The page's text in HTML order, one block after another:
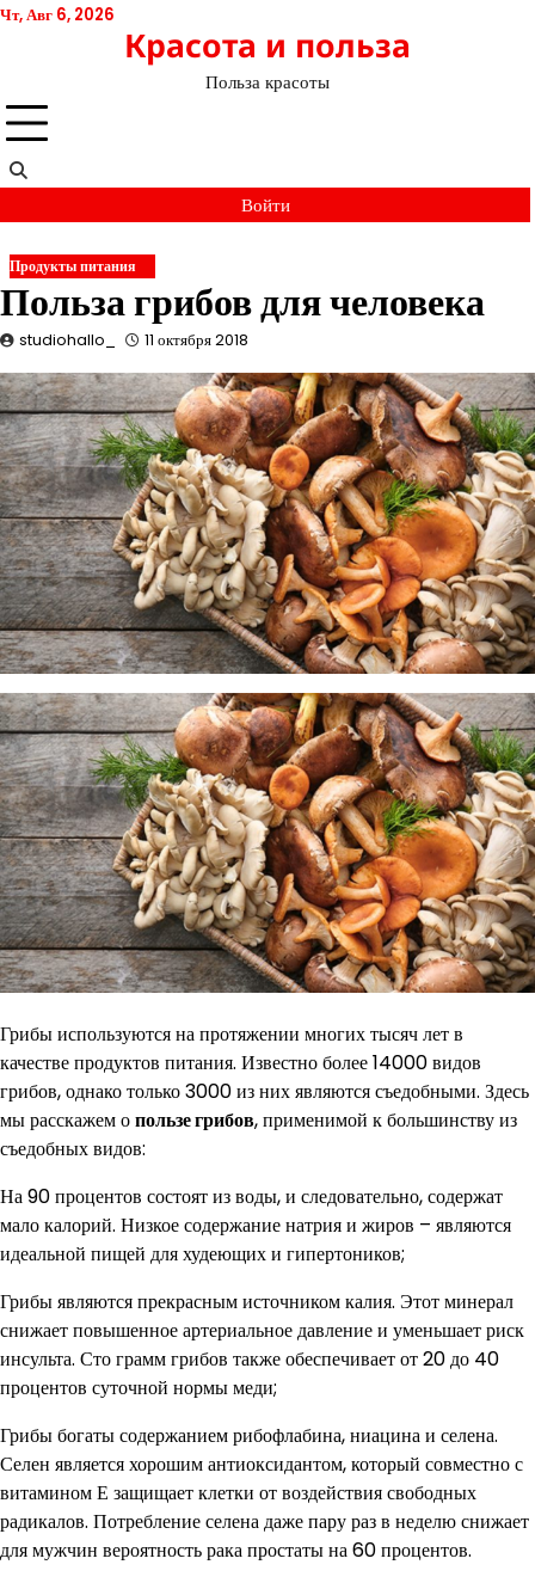
Перейти
Чт, Авг 6, 2026
Красота и польза
Польза красоты
Войти
Продукты питания
Польза грибов для человека
studiohallo_ 11 октября 2018
Грибы используются на протяжении многих тысяч лет в
качестве продуктов питания. Известно более 14000 видов
грибов, однако только 3000 из них являются съедобными. Здесь
мы расскажем опользе грибов, применимой к большинству из
съедобных видов:
На 90 процентов состоят из воды, и следовательно, содержат
мало калорий. Низкое содержание натрия и жиров – являются
идеальной пищей для худеющих и гипертоников;
Грибы являются прекрасным источником калия. Этот минерал
снижает повышенное артериальное давление и уменьшает риск
инсульта. Сто грамм грибов также обеспечивает от 20 до 40
процентов суточной нормы меди;
Грибы богаты содержанием рибофлабина, ниацина и селена.
Селен является хорошим антиоксидантом, который совместно с
витамином Е защищает клетки от воздействия свободных
радикалов. Потребление селена даже пару раз в неделю снижает
для мужчин вероятность рака простаты на 60 процентов.